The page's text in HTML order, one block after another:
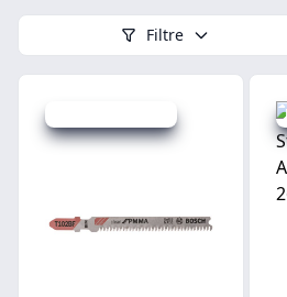
Filtre